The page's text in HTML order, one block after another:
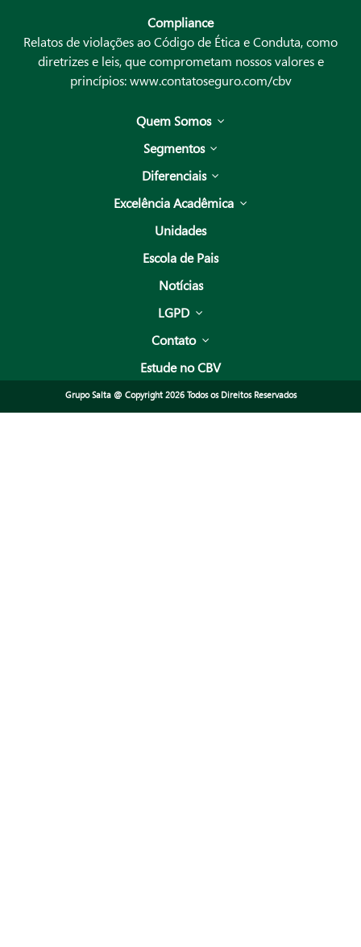
Compliance
Relatos de violações ao Código de Ética e Conduta, como
diretrizes e leis, que comprometam nossos valores e
princípios:www.contatoseguro.com/cbv
Quem Somos
Segmentos
Diferenciais
Excelência Acadêmica
Unidades
Escola de Pais
Notícias
LGPD
Contato
Estude no CBV
Grupo Salta @ Copyright 2026 Todos os Direitos Reservados